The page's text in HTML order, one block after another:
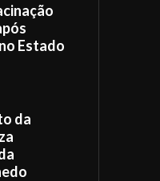
Estado
da